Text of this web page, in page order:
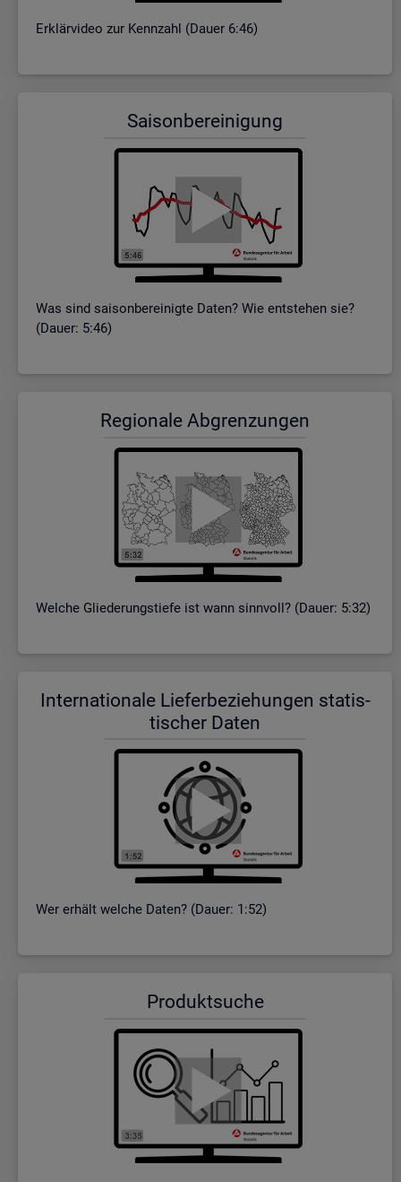
Er­klär­vi­deo zur Kenn­zahl (Dauer 6:46)
Sai­son­be­rei­ni­gung
Was sind sai­son­be­rei­nig­te Daten? Wie ent­ste­hen sie?
(Dauer: 5:46)
Re­gio­na­le Ab­gren­zun­gen
Wel­che Glie­de­rungs­tie­fe ist wann sinn­voll? (Dauer: 5:32)
In­ter­na­tio­na­le Lie­fer­be­zie­hun­gen sta­tis­
ti­scher Daten
Wer er­hält wel­che Daten? (Dauer: 1:52)
Pro­dukt­su­che